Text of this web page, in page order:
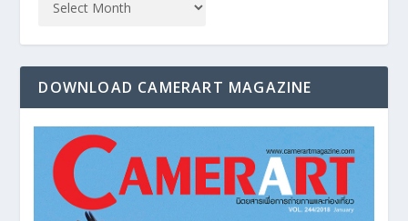
DOWNLOAD CAMERART MAGAZINE